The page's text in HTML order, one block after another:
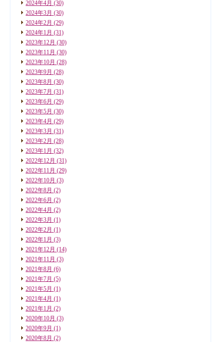
2024年4月 (30)
2024年3月 (30)
2024年2月 (29)
2024年1月 (31)
2023年12月 (30)
2023年11月 (30)
2023年10月 (28)
2023年9月 (28)
2023年8月 (30)
2023年7月 (31)
2023年6月 (29)
2023年5月 (30)
2023年4月 (29)
2023年3月 (31)
2023年2月 (28)
2023年1月 (32)
2022年12月 (31)
2022年11月 (29)
2022年10月 (3)
2022年8月 (2)
2022年6月 (2)
2022年4月 (2)
2022年3月 (1)
2022年2月 (1)
2022年1月 (3)
2021年12月 (14)
2021年11月 (3)
2021年8月 (6)
2021年7月 (5)
2021年5月 (1)
2021年4月 (1)
2021年1月 (2)
2020年10月 (3)
2020年9月 (1)
2020年8月 (2)